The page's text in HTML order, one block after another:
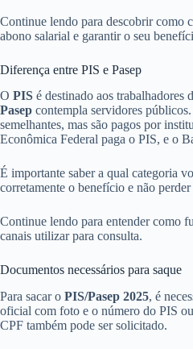
Continue lendo para descobrir como
abono salarial e garantir o seu
Diferença entre PIS e Pasep
O PIS é destinado aos trabalhadores
Pasep contempla servidores
semelhantes, mas são pagos por
Econômica Federal paga o PIS, e o
É importante saber a qual categoria
corretamente o benefício e não perder
Continue lendo para entender como
canais utilizar para consulta.
Documentos necessários para saque
Para sacar o PIS/Pasep 2025, é
oficial com foto e o número do PIS
CPF também pode ser solicitado.